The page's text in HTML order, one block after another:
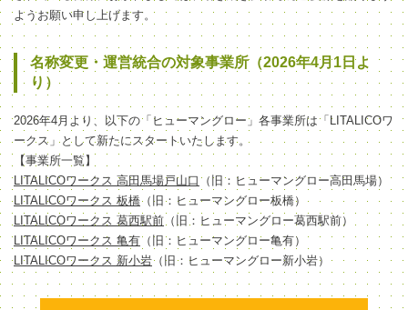
ようお願い申し上げます。
名称変更・運営統合の対象事業所（2026年4月1日よ
り）
2026年4月より、以下の「ヒューマングロー」各事業所は「LITALICOワ
ークス」として新たにスタートいたします。
【事業所一覧】
LITALICOワークス 高田馬場戸山口 （旧：ヒューマングロー高田馬場）
LITALICOワークス 板橋（旧：ヒューマングロー板橋）
LITALICOワークス 葛西駅前 （旧：ヒューマングロー葛西駅前）
LITALICOワークス 亀有（旧：ヒューマングロー亀有）
LITALICOワークス 新小岩（旧：ヒューマングロー新小岩）